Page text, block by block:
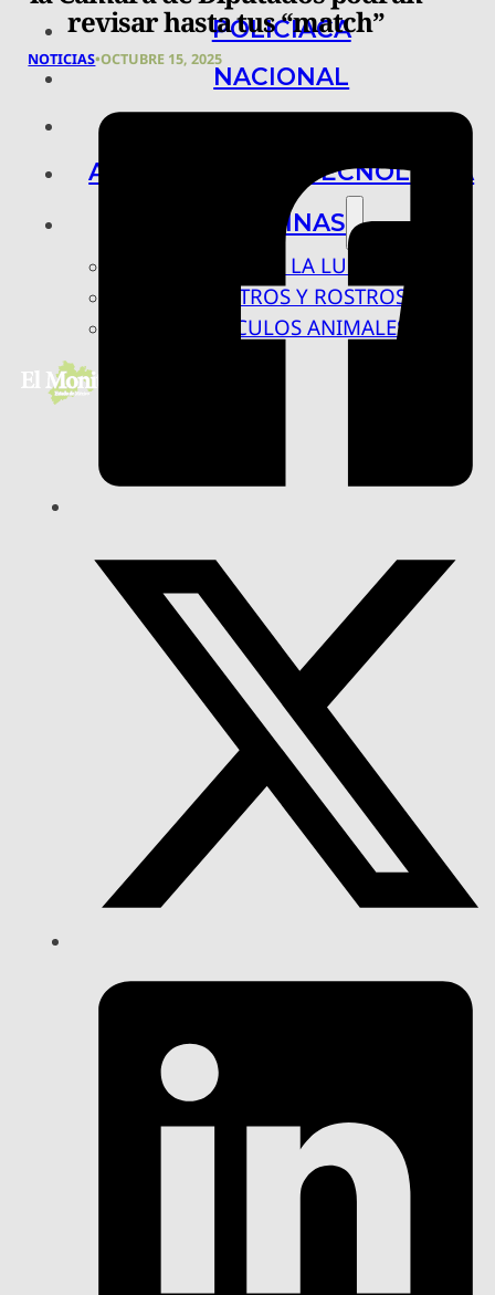
POLICIACA
NACIONAL
ARTE, CIENCIA Y TECNOLOGÍA
COLUMNAS
BAJO LA LUPA
RASTROS Y ROSTROS
VÍNCULOS ANIMALES
revisar hasta tus “match”
NOTICIAS•OCTUBRE 15, 2025